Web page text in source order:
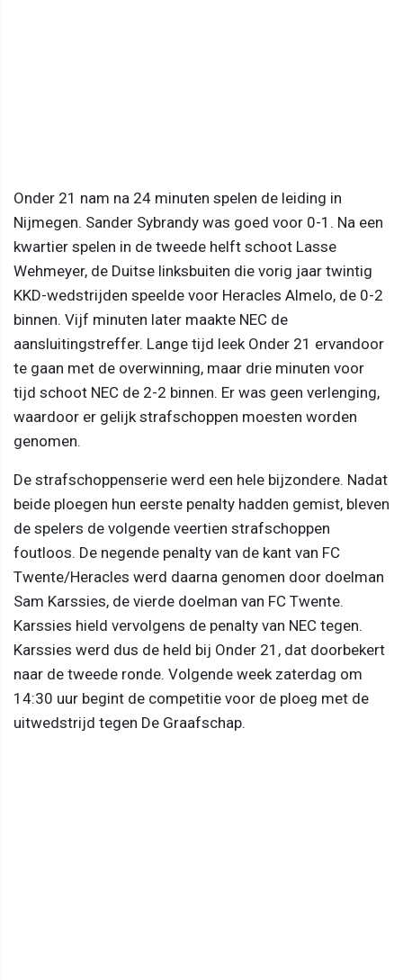
Onder 21 nam na 24 minuten spelen de leiding in
Nijmegen. Sander Sybrandy was goed voor 0-1. Na een
kwartier spelen in de tweede helft schoot Lasse
Wehmeyer, de Duitse linksbuiten die vorig jaar twintig
KKD-wedstrijden speelde voor Heracles Almelo, de 0-2
binnen. Vijf minuten later maakte NEC de
aansluitingstreffer. Lange tijd leek Onder 21 ervandoor
te gaan met de overwinning, maar drie minuten voor
tijd schoot NEC de 2-2 binnen. Er was geen verlenging,
waardoor er gelijk strafschoppen moesten worden
genomen.
De strafschoppenserie werd een hele bijzondere. Nadat
beide ploegen hun eerste penalty hadden gemist, bleven
de spelers de volgende veertien strafschoppen
foutloos. De negende penalty van de kant van FC
Twente/Heracles werd daarna genomen door doelman
Sam Karssies, de vierde doelman van FC Twente.
Karssies hield vervolgens de penalty van NEC tegen.
Karssies werd dus de held bij Onder 21, dat doorbekert
naar de tweede ronde. Volgende week zaterdag om
14:30 uur begint de competitie voor de ploeg met de
uitwedstrijd tegen De Graafschap.